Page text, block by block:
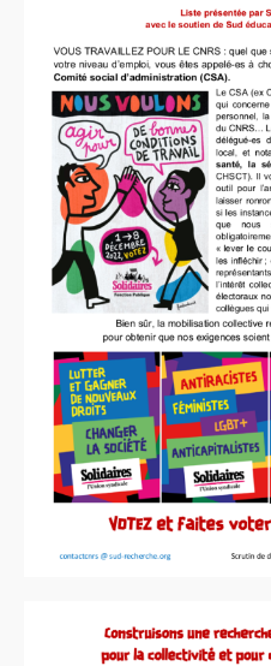
L’ancienne rubrique de la
Cemagref)
IRSTEA, 2018
IRSTEA , 2017
IRSTEA, 2016
IRSTEA, 2015
IRSTEA, 2014
IRSTEA, 2013
Cemagref -IRSTEA, 2012
Cemagref, 2011
Cemagref, 2010
Cemagref, 2009
Cemagref, 2008
MandatCTPC
2006-2009
Archives (2003 - 2006)
Naissance, Elections
PS2004-2008
2005-2008
labellisation Carnot
Budget - crédits labos
Emploi
Doctorants
Stagiaires
GIEEditions
Action sociale
Inclassables
100.CVPP
IMAGES
Université Gustave Eiffel